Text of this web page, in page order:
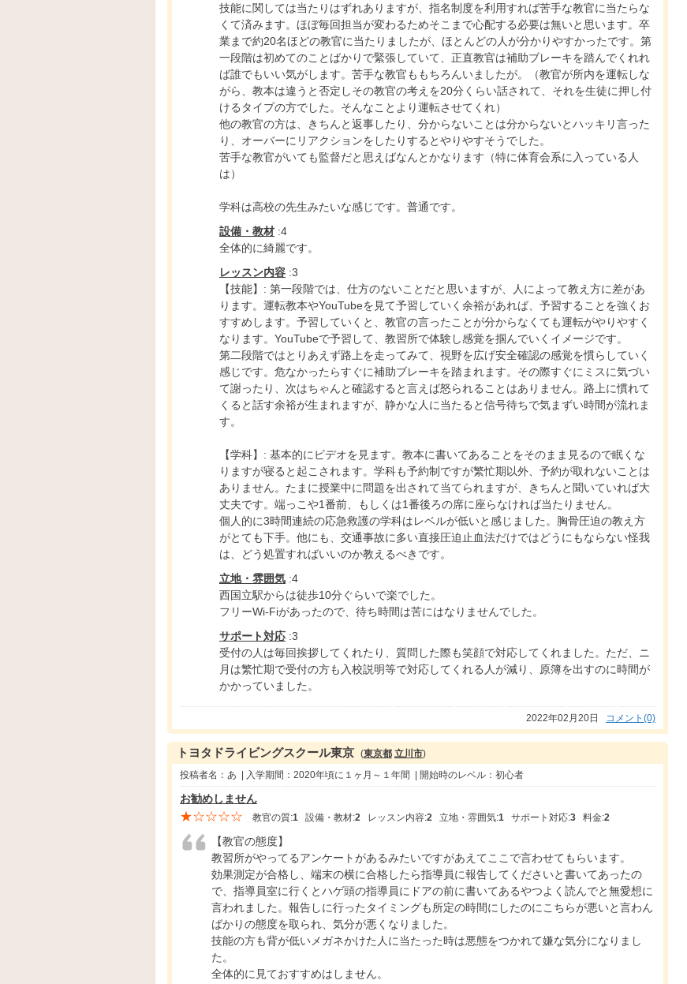
技能に関しては当たりはずれありますが、指名制度を利用すれば苦手な教官に当たらな
くて済みます。ほぼ毎回担当が変わるためそこまで心配する必要は無いと思います。卒
業まで約20名ほどの教官に当たりましたが、ほとんどの人が分かりやすかったです。第
一段階は初めてのことばかりで緊張していて、正直教官は補助ブレーキを踏んでくれれ
ば誰でもいい気がします。苦手な教官ももちろんいましたが。（教官が所内を運転しな
がら、教本は違うと否定しその教官の考えを20分くらい話されて、それを生徒に押し付
けるタイプの方でした。そんなことより運転させてくれ）
他の教官の方は、きちんと返事したり、分からないことは分からないとハッキリ言った
り、オーバーにリアクションをしたりするとやりやすそうでした。
苦手な教官がいても監督だと思えばなんとかなります（特に体育会系に入っている人
は）
学科は高校の先生みたいな感じです。普通です。
設備・教材 :4
全体的に綺麗です。
レッスン内容 :3
【技能】: 第一段階では、仕方のないことだと思いますが、人によって教え方に差があ
ります。運転教本やYouTubeを見て予習していく余裕があれば、予習することを強くお
すすめします。予習していくと、教官の言ったことが分からなくても運転がやりやすく
なります。YouTubeで予習して、教習所で体験し感覚を掴んでいくイメージです。
第二段階ではとりあえず路上を走ってみて、視野を広げ安全確認の感覚を慣らしていく
感じです。危なかったらすぐに補助ブレーキを踏まれます。その際すぐにミスに気づい
て謝ったり、次はちゃんと確認すると言えば怒られることはありません。路上に慣れて
くると話す余裕が生まれますが、静かな人に当たると信号待ちで気まずい時間が流れま
す。
【学科】: 基本的にビデオを見ます。教本に書いてあることをそのまま見るので眠くな
りますが寝ると起こされます。学科も予約制ですが繁忙期以外、予約が取れないことは
ありません。たまに授業中に問題を出されて当てられますが、きちんと聞いていれば大
丈夫です。端っこや1番前、もしくは1番後ろの席に座らなければ当たりません。
個人的に3時間連続の応急救護の学科はレベルが低いと感じました。胸骨圧迫の教え方
がとても下手。他にも、交通事故に多い直接圧迫止血法だけではどうにもならない怪我
は、どう処置すればいいのか教えるべきです。
立地・雰囲気 :4
西国立駅からは徒歩10分ぐらいで楽でした。
フリーWi-Fiがあったので、待ち時間は苦にはなりませんでした。
サポート対応 :3
受付の人は毎回挨拶してくれたり、質問した際も笑顔で対応してくれました。ただ、ニ
月は繁忙期で受付の方も入校説明等で対応してくれる人が減り、原簿を出すのに時間が
かかっていました。
2022年02月20日 コメント(0)
トヨタドライビングスクール東京 (東京都 立川市)
投稿者名：あ | 入学期間：2020年頃に１ヶ月～１年間 | 開始時のレベル：初心者
お勧めしません
★☆☆☆☆ 教官の質:1 設備・教材:2 レッスン内容:2 立地・雰囲気:1 サポート対応:3 料金:2
【教官の態度】
教習所がやってるアンケートがあるみたいですがあえてここで言わせてもらいます。
効果測定が合格し、端末の横に合格したら指導員に報告してくださいと書いてあったの
で、指導員室に行くとハゲ頭の指導員にドアの前に書いてあるやつよく読んでと無愛想に
言われました。報告しに行ったタイミングも所定の時間にしたのにこちらが悪いと言わん
ばかりの態度を取られ、気分が悪くなりました。
技能の方も背が低いメガネかけた人に当たった時は悪態をつかれて嫌な気分になりまし
た。
全体的に見ておすすめはしません。